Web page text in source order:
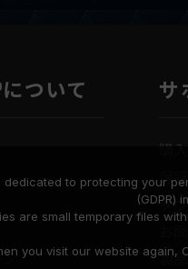
について サ
購
保
ダ
お
製
dedicated to protecting your
(GDPR)
are small temporary files
you visit our website again,